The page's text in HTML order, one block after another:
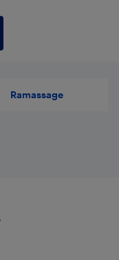
Ramassage